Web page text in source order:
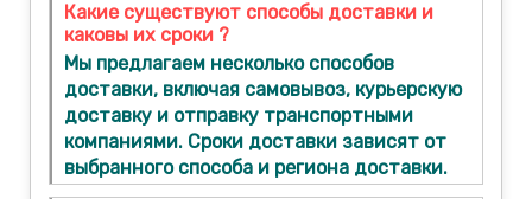
Какие существуют способы доставки и
каковы их сроки ?
Мы предлагаем несколько способов
доставки, включая самовывоз, курьерскую
доставку и отправку транспортными
компаниями. Сроки доставки зависят от
выбранного способа и региона доставки.